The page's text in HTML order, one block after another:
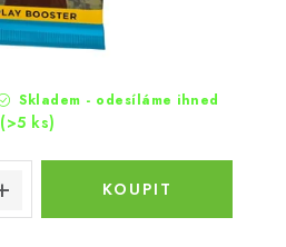
Skladem - odesíláme ihned
(>5 ks)